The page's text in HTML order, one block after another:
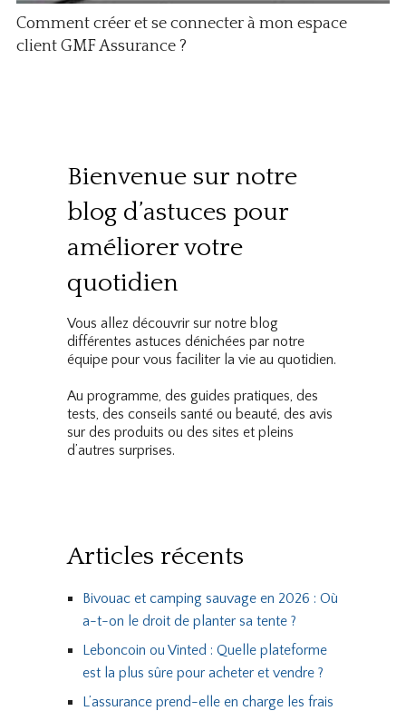
Comment créer et se connecter à mon espace
client GMF Assurance ?
Bienvenue sur notre
blog d’astuces pour
améliorer votre
quotidien
Vous allez découvrir sur notre blog
différentes astuces dénichées par notre
équipe pour vous faciliter la vie au quotidien.
Au programme, des guides pratiques, des
tests, des conseils santé ou beauté, des avis
sur des produits ou des sites et pleins
d’autres surprises.
Articles récents
Bivouac et camping sauvage en 2026 : Où
a-t-on le droit de planter sa tente ?
Leboncoin ou Vinted : Quelle plateforme
est la plus sûre pour acheter et vendre ?
L’assurance prend-elle en charge les frais